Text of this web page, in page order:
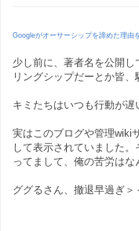
Googleがオーサーシップを諦めた理由
少し前に、著者名を公開
リングシップだーとか皆、
キミたちはいつも行動が遅
実はこのブログや管理wiki
して表示されていました
ってまして、俺の苦労はな
ググるさん、撤退早過ぎ＞